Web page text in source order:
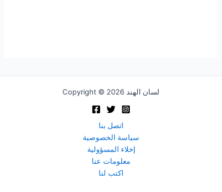
Copyright © 2026 لسان الهند
اتصل بنا
سياسة الخصوصية
إخلاء المسؤولية
معلومات عنا
اكتب لنا